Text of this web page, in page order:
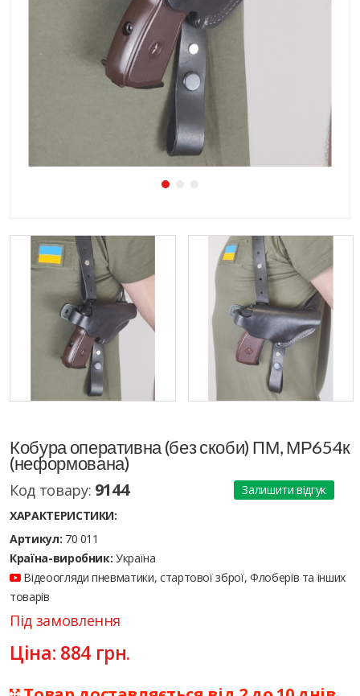
Кобура оперативна (без скоби) ПМ, МР654к
(неформована)
Код товару: 9144
Залишити відгук
ХАРАКТЕРИСТИКИ:
Артикул: 70 011
Країна-виробник: Україна
Відеоогляди пневматики, стартової зброї, Флоберів та інших
товарів
Під замовлення
Ціна: 884грн.